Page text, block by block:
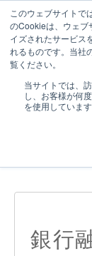
このウェブサイトで
のCookieは、ウェブ
イズされたサービス
れるものです。当社
覧ください。
当サイトでは、
し、お客様が何
を使用しています
銀行